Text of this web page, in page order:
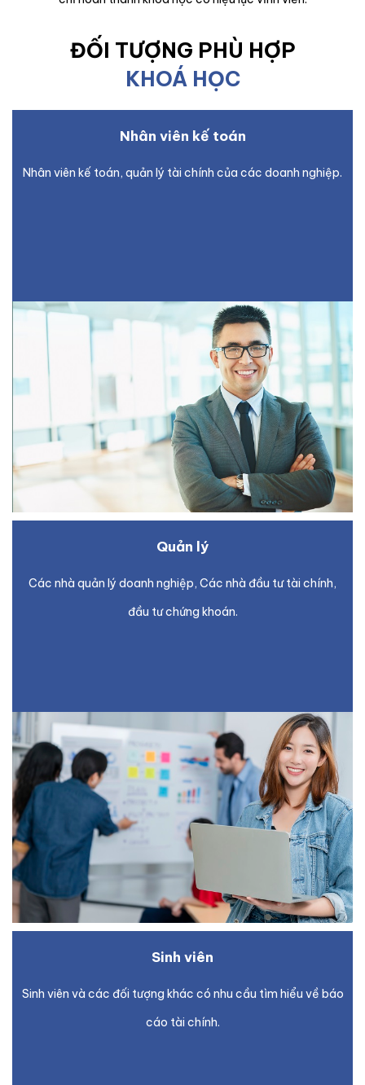
ĐỐI TƯỢNG PHÙ HỢP
KHOÁ HỌC
Nhân viên kế toán
Nhân viên kế toán, quản lý tài chính của các doanh nghiệp.
Quản lý
Các nhà quản lý doanh nghiệp, Các nhà đầu tư tài chính,
đầu tư chứng khoán.
Sinh viên
Sinh viên và các đối tượng khác có nhu cầu tìm hiểu về báo
cáo tài chính.